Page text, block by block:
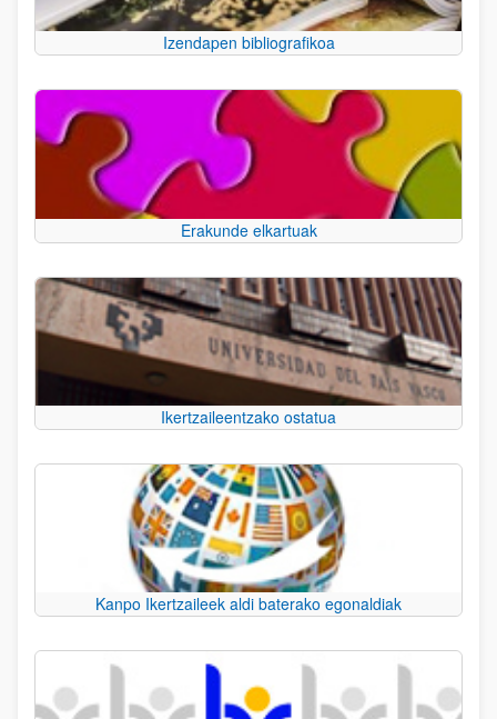
Izendapen bibliografikoa
Erakunde elkartuak
Ikertzaileentzako ostatua
Kanpo Ikertzaileek aldi baterako egonaldiak